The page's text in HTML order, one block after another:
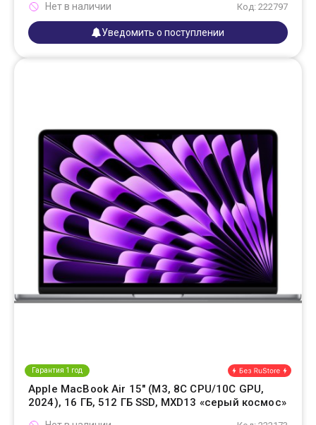
Код: 222797
Нет в наличии
Уведомить о поступлении
Гарантия 1 год
Apple MacBook Air 15" (M3, 8C CPU/10C GPU,
2024), 16 ГБ, 512 ГБ SSD, MXD13 «серый космос»